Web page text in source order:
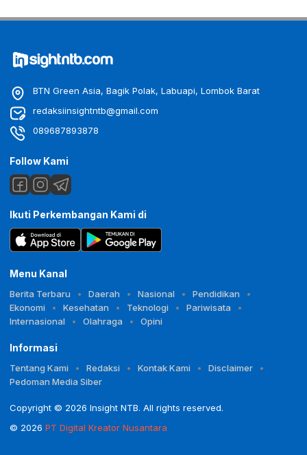
BTN Green Asia, Bagik Polak, Labuapi, Lombok Barat
redaksiinsightntb@gmail.com
089687893878
Follow Kami
Ikuti Perkembangan Kami di
Menu Kanal
Berita Terbaru Daerah Nasional
Pendidikan
Ekonomi
Kesehatan Teknologi
Pariwisata
Internasional
Olahraga Opini
Informasi
Tentang Kami Redaksi Kontak Kami
Disclaimer
Pedoman Media Siber
Copyright © 2026 Insight NTB. All rights reserved.
© 2026 PT Digital Kreator Nusantara